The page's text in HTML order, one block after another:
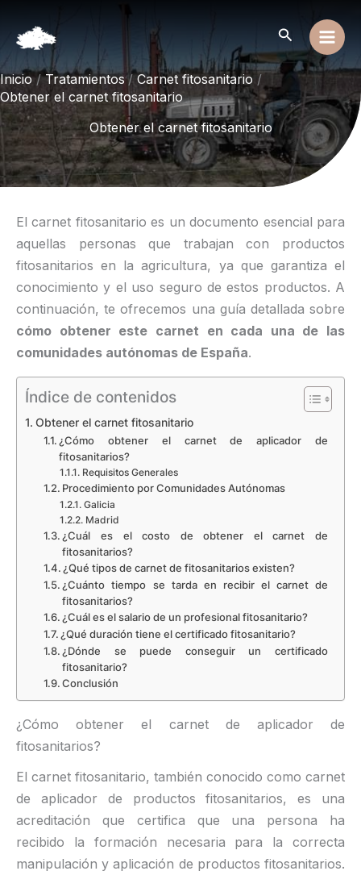
contenido
Buscar
Inicio Tratamientos
Carnet fitosanitario
Obtener el carnet fitosanitario
Obtener el carnet fitosanitario
El carnet fitosanitario es un documento esencial para
aquellas personas que trabajan con productos
fitosanitarios en la agricultura, ya que garantiza el
conocimiento y el uso seguro de estos productos. A
continuación, te ofrecemos una guía detallada sobre
cómo obtener este carnet en cada una de las
comunidades autónomas de España.
Índice de contenidos
Obtener el carnet fitosanitario
¿Cómo obtener el carnet de aplicador de
fitosanitarios?
Requisitos Generales
Procedimiento por Comunidades Autónomas
Galicia
Madrid
¿Cuál es el costo de obtener el carnet de
fitosanitarios?
¿Qué tipos de carnet de fitosanitarios existen?
¿Cuánto tiempo se tarda en recibir el carnet de
fitosanitarios?
¿Cuál es el salario de un profesional fitosanitario?
¿Qué duración tiene el certificado fitosanitario?
¿Dónde se puede conseguir un certificado
fitosanitario?
Conclusión
¿Cómo obtener el carnet de aplicador de
fitosanitarios?
El carnet fitosanitario, también conocido como carnet
de aplicador de productos fitosanitarios, es una
acreditación que certifica que una persona ha
recibido la formación necesaria para la correcta
manipulación y aplicación de productos fitosanitarios.